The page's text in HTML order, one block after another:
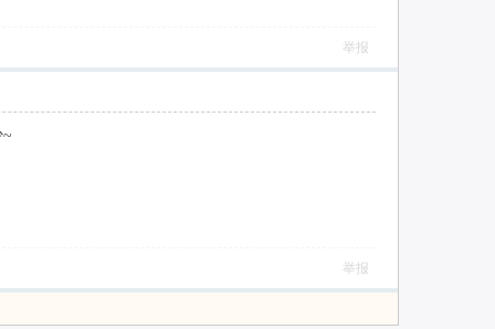
举报
举报